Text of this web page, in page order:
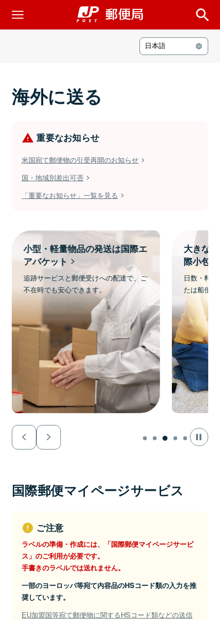
日本語
内容品の日英・中英訳、HSコード類の例 フリーイ
海外に送る
重要なお知らせ
米国宛て郵便物の引受再開のお知らせ
国・地域別差出可否
「重要なお知らせ」一覧を見る
小型・軽量物品の発送は国際エ
アパケット
追跡サービスと郵便受けへの配達で、ご
不在時でも安心できます。
大きな
際小包
日数・料
たは船便が
国際郵便マイページサービス
ご注意
ラベルの準備・作成には、「国際郵便マイページサービ
ス」のご利用が必要です。
手書きのラベルでは送れません。
一部のヨーロッパ等宛て内容品のHSコード類の入力を推
奨しています。
EU加盟国等宛て郵便物に関するHSコード類などの送信